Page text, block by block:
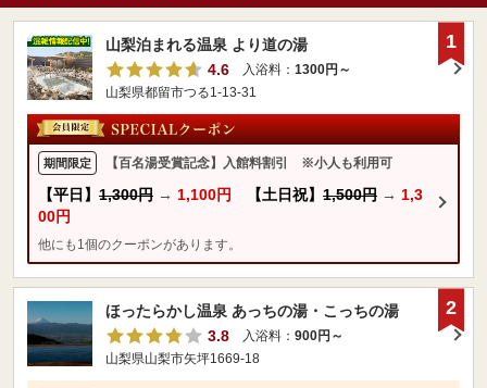
山梨泊まれる温泉 より道の湯
4.6
入浴料： 1300円～
山梨県都留市つる1-13-31
期間限定 【百名湯受賞記念】入館料割引 ※小人も利用可
【平日】 1,300円 → 1,100円 【土日祝】 1,500円 → 1,3
00円
他にも1個のクーポンがあります。
1
ほったらかし温泉 あっちの湯・こっちの湯
3.8
入浴料： 900円～
山梨県山梨市矢坪1669-18
2